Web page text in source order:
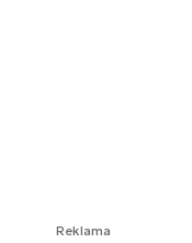
Reklama